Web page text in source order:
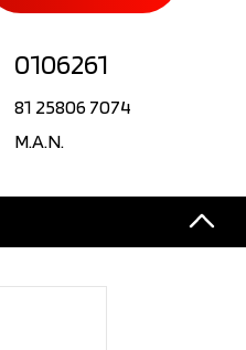
0106261
81 25806 7074
M.A.N.